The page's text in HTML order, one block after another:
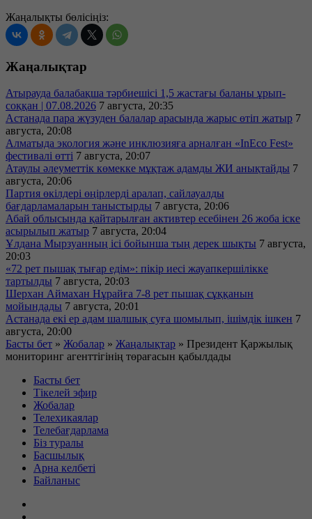
Жаңалықты бөлісіңіз:
Жаңалықтар
Атырауда балабақша тәрбиешісі 1,5 жастағы баланы ұрып-
соққан | 07.08.2026 7 августа, 20:35
Астанада пара жүзуден балалар арасында жарыс өтіп жатыр 7
августа, 20:08
Алматыда экология және инклюзияға арналған «InEco Fest»
фестивалі өтті 7 августа, 20:07
Атаулы әлеуметтік көмекке мұқтаж адамды ЖИ анықтайды 7
августа, 20:06
Партия өкілдері өңірлерді аралап, сайлауалды
бағдарламаларын таныстырды 7 августа, 20:06
Абай облысында қайтарылған активтер есебінен 26 жоба іске
асырылып жатыр 7 августа, 20:04
Ұлдана Мырзуанның ісі бойынша тың дерек шықты 7 августа,
20:03
«72 рет пышақ тығар едім»: пікір иесі жауапкершілікке
тартылды 7 августа, 20:03
Шерхан Аймахан Нұрайға 7-8 рет пышақ сұққанын
мойындады 7 августа, 20:01
Астанада екі ер адам шалшық суға шомылып, ішімдік ішкен 7
августа, 20:00
Басты бет » Жобалар » Жаңалықтар » Президент Қаржылық
мониторинг агенттігінің төрағасын қабылдады
Басты бет
Тікелей эфир
Жобалар
Телехикаялар
Телебағдарлама
Біз туралы
Басшылық
Арна келбеті
Байланыс